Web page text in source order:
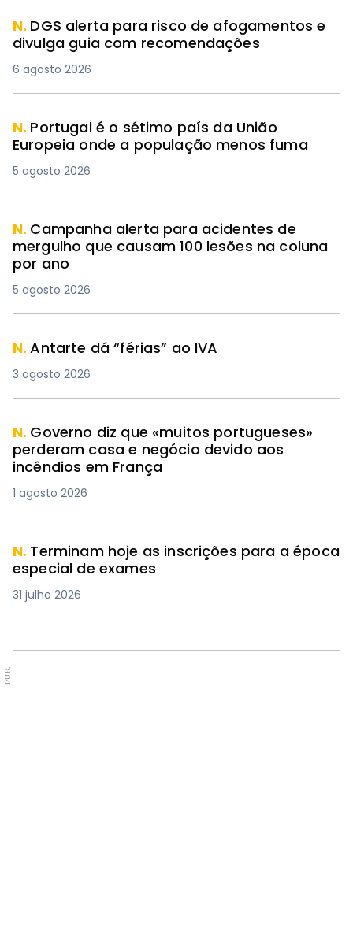
N. DGS alerta para risco de afogamentos e
divulga guia com recomendações
6 agosto 2026
N. Portugal é o sétimo país da União
Europeia onde a população menos fuma
5 agosto 2026
N. Campanha alerta para acidentes de
mergulho que causam 100 lesões na coluna
por ano
5 agosto 2026
N.Antarte dá “férias” ao IVA
3 agosto 2026
N. Governo diz que «muitos portugueses»
perderam casa e negócio devido aos
incêndios em França
1 agosto 2026
N. Terminam hoje as inscrições para a época
especial de exames
31 julho 2026
PUB.